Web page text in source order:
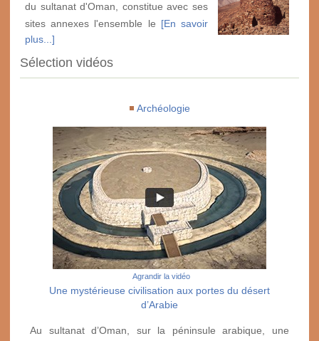
du sultanat d'Oman, constitue avec ses
sites annexes l'ensemble le [En savoir
plus...]
Sélection vidéos
Archéologie
Agrandir la vidéo
Une mystérieuse civilisation aux portes du désert
d’Arabie
Au sultanat d’Oman, sur la péninsule arabique, une